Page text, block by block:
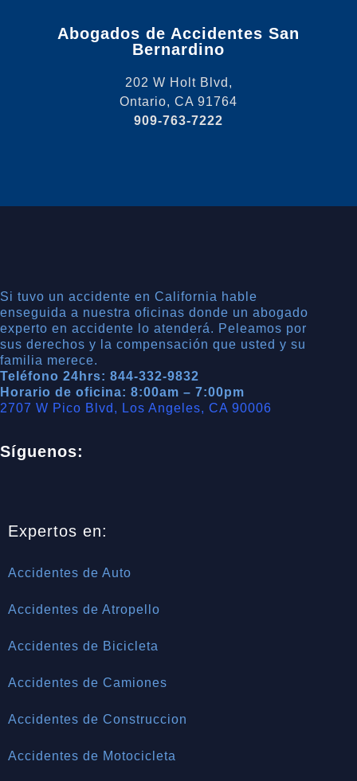
Abogados de Accidentes San
Bernardino
202 W Holt Blvd,
Ontario, CA 91764
909-763-7222
Si tuvo un accidente en California hable
enseguida a nuestra oficinas donde un abogado
experto en accidente lo atenderá. Peleamos por
sus derechos y la compensación que usted y su
familia merece.
Teléfono 24hrs: 844-332-9832
Horario de oficina: 8:00am – 7:00pm
2707 W Pico Blvd, Los Angeles, CA 90006
Síguenos:
Expertos en:
Accidentes de Auto
Accidentes de Atropello
Accidentes de Bicicleta
Accidentes de Camiones
Accidentes de Construccion
Accidentes de Motocicleta